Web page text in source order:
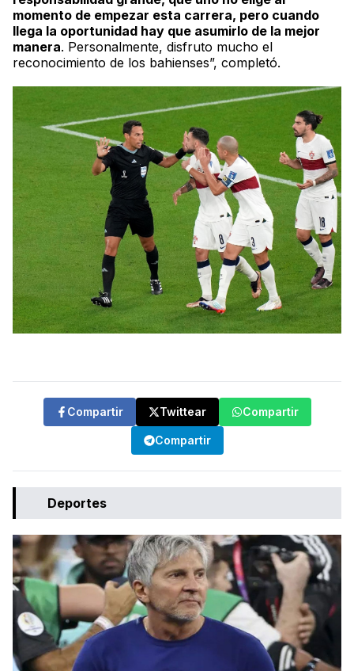
momento de empezar esta carrera, pero cuando
llega la oportunidad hay que asumirlo de la mejor
manera. Personalmente, disfruto mucho el
reconocimiento de los bahienses”, completó.
Compartir Twittear Compartir
Compartir
Deportes